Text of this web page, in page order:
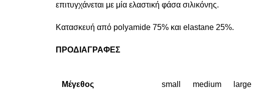
επιτυγχάνεται με μία ελαστική φάσα σιλικόνης.
Κατασκευή από polyamide 75% και elastane 25%.
ΠΡΟΔΙΑΓΡΑΦΕΣ
Μέγεθος small medium large